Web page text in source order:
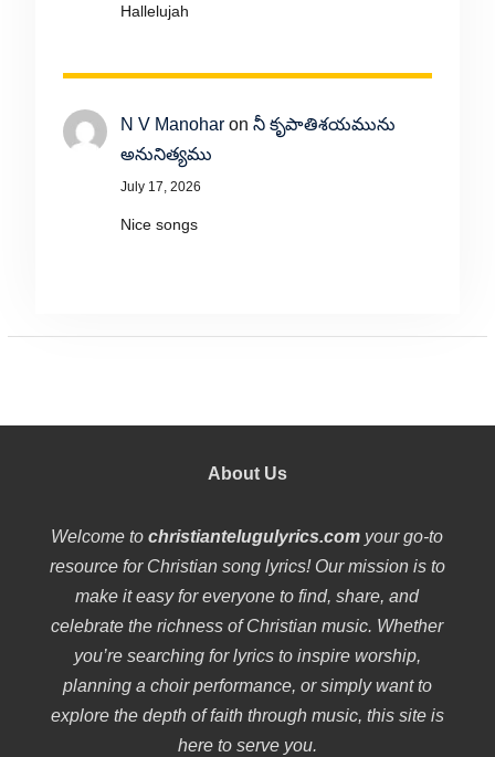
Hallelujah
N V Manoharon నీ కృపాతిశయమును
అనునిత్యము
July 17, 2026
Nice songs
About Us
Welcome tochristiantelugulyrics.com your go-to
resource for Christian song lyrics! Our mission is to
make it easy for everyone to find, share, and
celebrate the richness of Christian music. Whether
you’re searching for lyrics to inspire worship,
planning a choir performance, or simply want to
explore the depth of faith through music, this site is
here to serve you.